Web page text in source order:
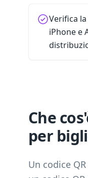
Verifica
iPhone e
Che
per
Un codice